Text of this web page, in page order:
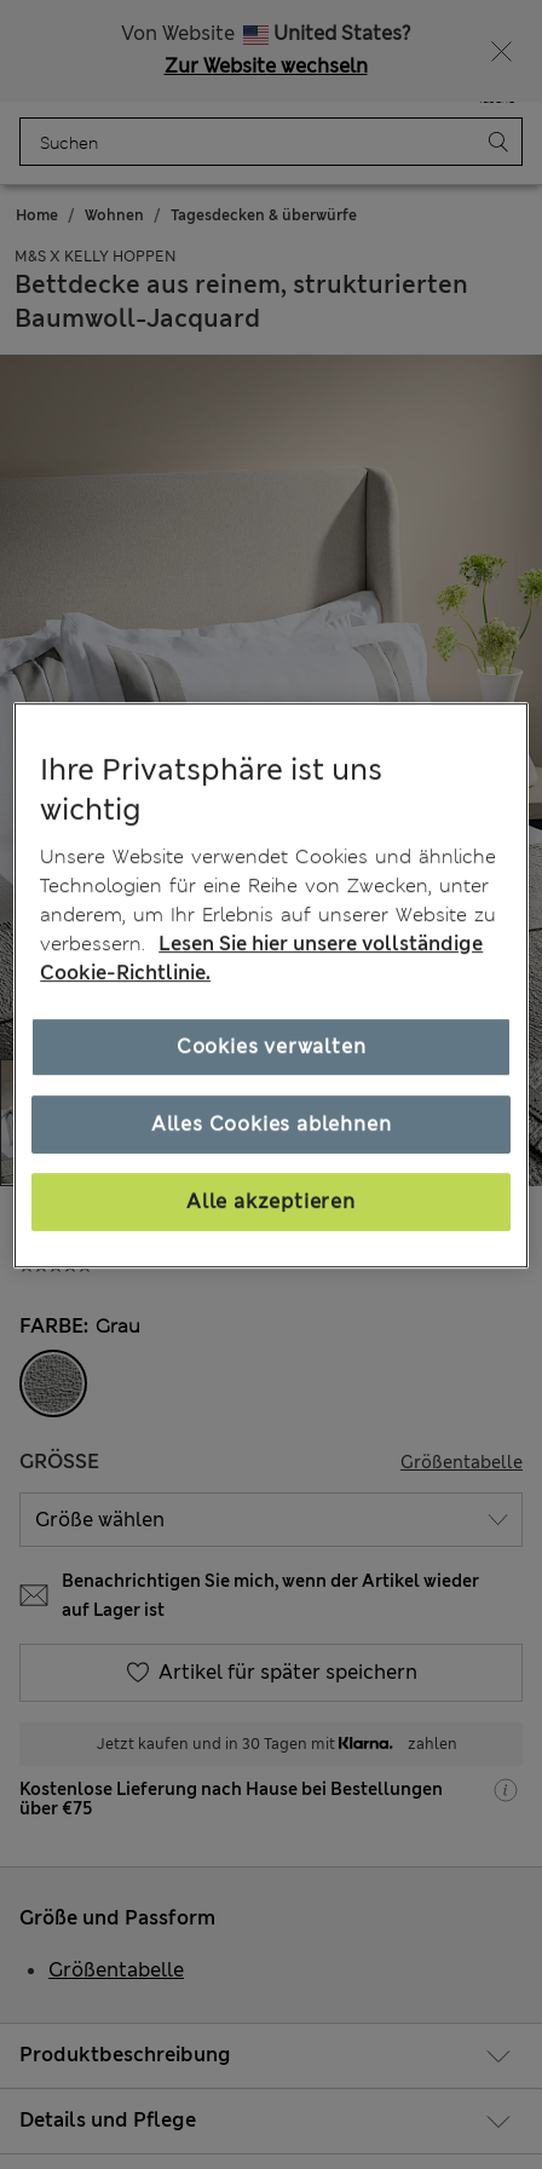
Von Website
United States?
Zur Website wechseln
Tasche
Home Wohnen Tagesdecken & überwürfe
M&S X KELLY HOPPEN
Bettdecke aus reinem, strukturierten
Baumwoll-Jacquard
€210,00
FARBE: Grau
GRÖSSE Größentabelle
Benachrichtigen Sie mich, wenn der Artikel wieder
auf Lager ist
Artikel für später speichern
Jetzt kaufen und in 30 Tagen mit zahlen
Kostenlose Lieferung nach Hause bei Bestellungen
über €75
Produktbeschreibung
Details und Pflege
Größe und Passform
Größentabelle
Ihre Privatsphäre ist uns
wichtig
Unsere Website verwendet Cookies und ähnliche
Technologien für eine Reihe von Zwecken, unter
anderem, um Ihr Erlebnis auf unserer Website zu
verbessern.
Lesen Sie hier unsere vollständige
Cookie-Richtlinie.
Alles Cookies ablehnen
Alle akzeptieren
Cookies verwalten